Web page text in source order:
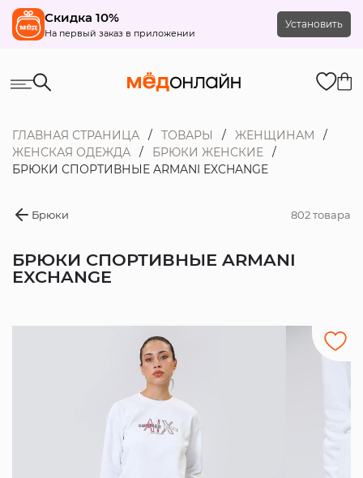
Скидка 10%
На первый заказ в приложении
Установить
ГЛАВНАЯ СТРАНИЦА ТОВАРЫ
ЖЕНЩИНАМ
ЖЕНСКАЯ ОДЕЖДА
БРЮКИ ЖЕНСКИЕ
БРЮКИ СПОРТИВНЫЕ ARMANI EXCHANGE
Брюки 802 товара
БРЮКИ СПОРТИВНЫЕ ARMANI
EXCHANGE